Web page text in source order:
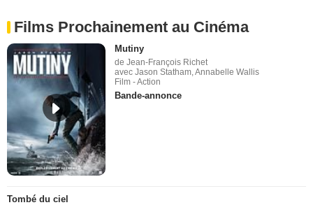
Films Prochainement au Cinéma
Mutiny
de Jean-François Richet
avec Jason Statham, Annabelle Wallis
Film - Action
Bande-annonce
Tombé du ciel